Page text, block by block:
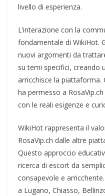
livello di esperienza.
L’interazione con la
fondamentale di WikiHot.
nuovi argomenti da
su temi specifici, creando
arricchisce la
ha permesso a
con le reali esigenze e
WikiHot rappresenta il
RosaVip.ch dalle altre
Questo approccio
ricerca di escort da
consapevole e
a Lugano, Chiasso,